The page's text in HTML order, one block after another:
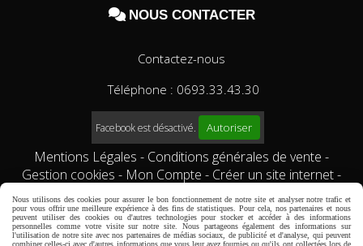
 NOUS CONTACTER
Contactez-nous
Téléphone : 0693.33.43.30
Facebook est désactivé. Autoriser
Mentions Légales
Conditions générales de vente
Gestion cookies
Mon Compte
Créer un site internet
Qui sommes-nous?
Comment commander?
conditions
générales de vente
Nous utilisons des cookies pour assurer le bon fonctionnement de notre site et analyser notre trafic et
pour vous offrir une meilleure expérience à des fins de statistiques. Pour cela, nos partenaires et nous
peuvent utiliser des cookies ou d'autres technologies pour stocker et accéder à des informations
personnelles comme votre visite sur notre site. Nous partageons également des informations sur
l'utilisation de notre site avec nos partenaires de médias sociaux, de publicité et d'analyse, qui peuvent
combiner celles-ci avec d'autres informations que vous leur avez fournies ou qu'ils ont collectées lors de